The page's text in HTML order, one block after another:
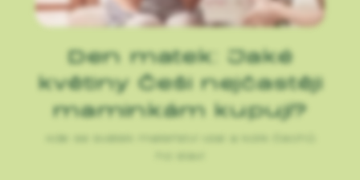
Den matek: Jaké
květiny Češi nejčastěji
maminkám kupují?
Kde se svátek mateřství vzal a kolik Čechů
ho slaví